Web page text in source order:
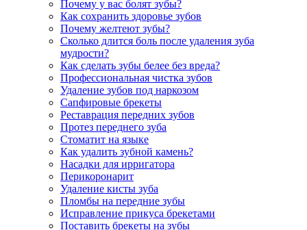
Почему у вас болят зубы?
Как сохранить здоровье зубов
Почему желтеют зубы?
Сколько длится боль после удаления зуба
мудрости?
Как сделать зубы белее без вреда?
Профессиональная чистка зубов
Удаление зубов под наркозом
Сапфировые брекеты
Реставрация передних зубов
Протез переднего зуба
Стоматит на языке
Как удалить зубной камень?
Насадки для ирригатора
Перикоронарит
Удаление кисты зуба
Пломбы на передние зубы
Исправление прикуса брекетами
Поставить брекеты на зубы